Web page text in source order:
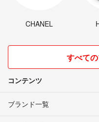
CHANEL
すべて
コンテンツ
ブランド一覧